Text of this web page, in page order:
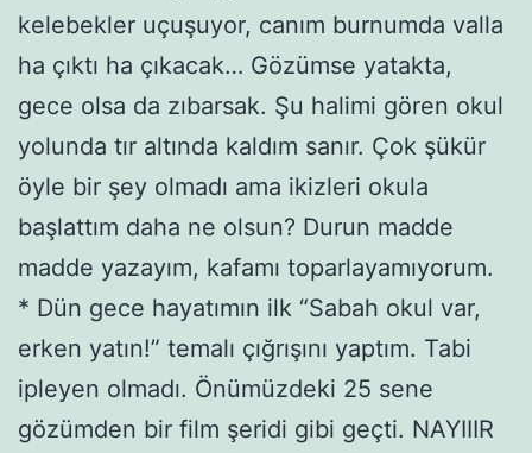
kelebekler uçuşuyor, canım burnumda valla
ha çıktı ha çıkacak… Gözümse yatakta,
gece olsa da zıbarsak. Şu halimi gören okul
yolunda tır altında kaldım sanır. Çok şükür
öyle bir şey olmadı ama ikizleri okula
başlattım daha ne olsun? Durun madde
madde yazayım, kafamı toparlayamıyorum.
* Dün gece hayatımın ilk “Sabah okul var,
erken yatın!” temalı çığrışını yaptım. Tabi
ipleyen olmadı. Önümüzdeki 25 sene
gözümden bir film şeridi gibi geçti. NAYIIIR